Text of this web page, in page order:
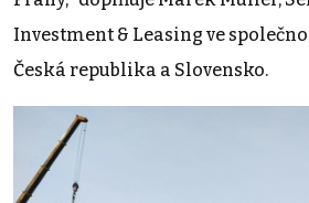
Investment & Leasing ve
Česká republika a Slovensko.